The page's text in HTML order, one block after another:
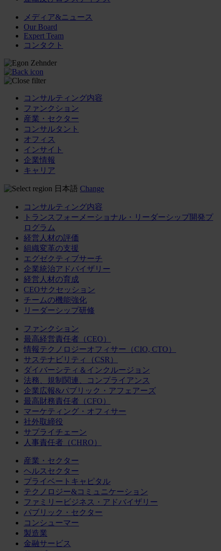
メディア&ニュース
Our Board
Expert Team
コンタクト
コンサルティング内容
ファンクション
産業・セクター
コンサルタント
オフィス
インサイト
企業情報
キャリア
日本語 Change
コンサルティング内容
トランスフォーメーショナル・リーダーシップ開発プ
ログラム
経営人材の評価
組織変革の支援
エグゼクティブサーチ
企業統治アドバイザリー
経営人材の育成
CEOサクセッション
チームの機能強化
リーダーシップ研修
ファンクション
最高経営責任者（CEO）
情報テクノロジーオフィサー（CIO, CTO）
サステナビリティ（CSR）
ダイバーシティ＆インクルージョン
法務、規制関連、コンプライアンス
企業広報&パブリック・アフェアーズ
最高財務責任者（CFO）
マーケティング・オフィサー
社外取締役
サプライチェーン
人事責任者（CHRO）
産業・セクター
ヘルスセクター
プライベートキャピタル
テクノロジー&コミュニケーション
ファミリービジネス・アドバイザリー
パブリック・セクター
コンシューマー
製造業
金融サービス